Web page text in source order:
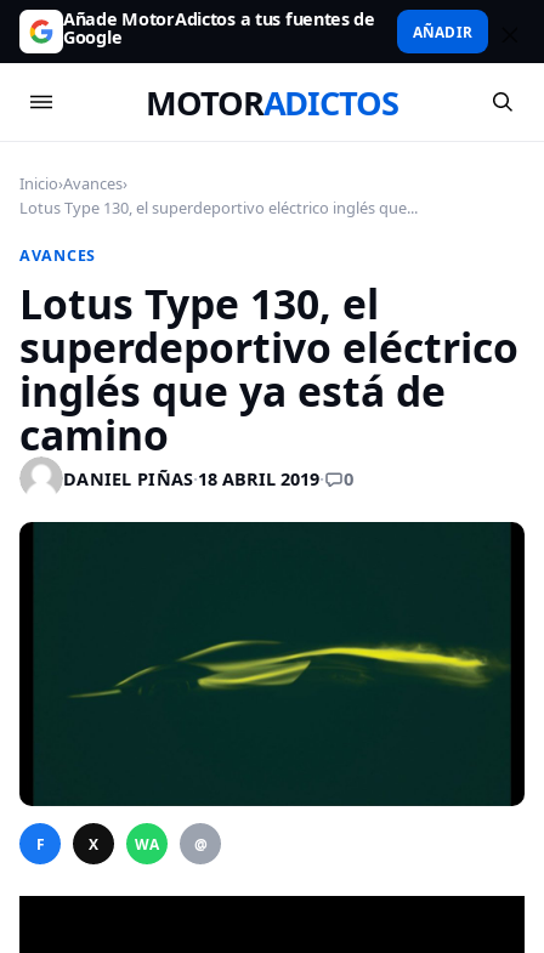
Añade MotorAdictos a tus fuentes de
Google AÑADIR
MOTORADICTOS
Inicio›Avances›
Lotus Type 130, el superdeportivo eléctrico inglés que...
AVANCES
Lotus Type 130, el
superdeportivo eléctrico
inglés que ya está de
camino
DANIEL PIÑAS·18 ABRIL 2019· 0
F X WA @